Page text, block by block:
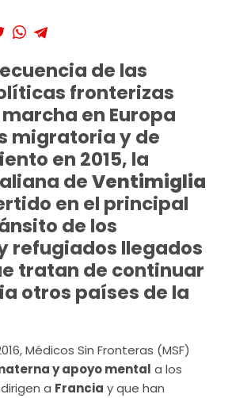
de las
fronterizas
en Europa
migratoria y de
en 2015, la
deVentimiglia
en el principal
de los
refugiados llegados
tratan de continuar
otros países de la
Médicos Sin Fronteras (MSF)
y apoyo mental a los
a Francia y que han